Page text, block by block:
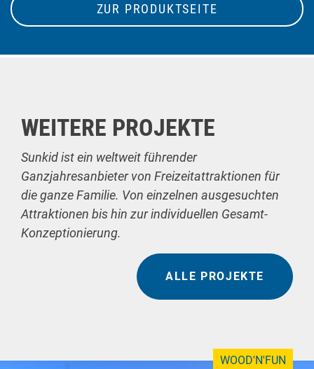
ZUR PRODUKTSEITE
WEITERE PROJEKTE
Sunkid ist ein weltweit führender
Ganzjahresanbieter von Freizeitattraktionen für
die ganze Familie. Von einzelnen ausgesuchten
Attraktionen bis hin zur individuellen Gesamt-
Konzeptionierung.
ALLE PROJEKTE
WOOD'N'FUN